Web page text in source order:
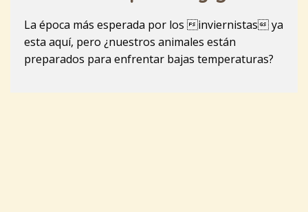
La época más esperada por los inviernistas ya
esta aquí, pero ¿nuestros animales están
preparados para enfrentar bajas temperaturas?